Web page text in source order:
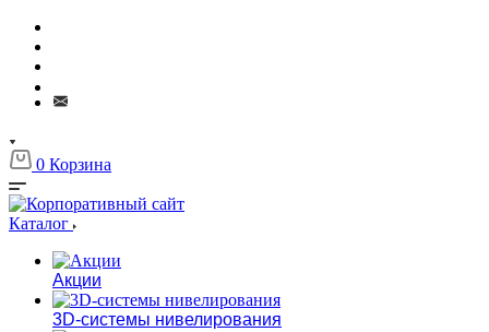
0 Корзина
Каталог
Акции
3D-системы нивелирования